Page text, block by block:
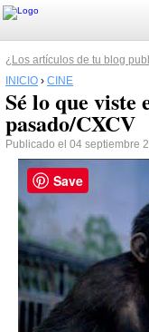
¿Los artículos de tu blog
INICIO › CINE
Sé lo que viste
pasado/CXCV
Publicado el 04 septiembre
Save